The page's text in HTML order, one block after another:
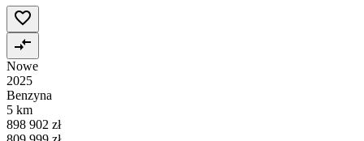
Nowe
2025
Benzyna
5 km
898 902 zł